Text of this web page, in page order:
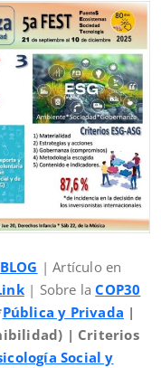
BLOG | Artículo en
| Sobre laCOP30
Pública y Privada |
| Criterios
Social y